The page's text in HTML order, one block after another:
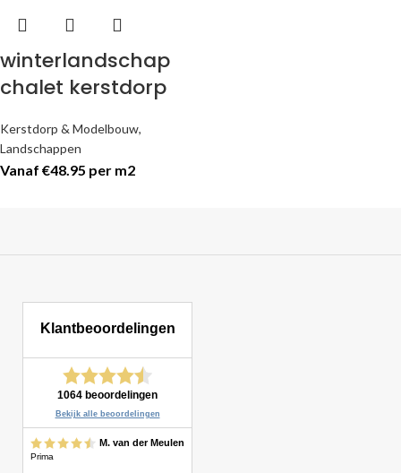
winterlandschap
chalet kerstdorp
Kerstdorp & Modelbouw,
Landschappen
Vanaf €48.95 per m2